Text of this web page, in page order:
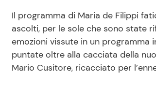
Il programma di Maria de Filippi
ascolti, per le sole che sono state
emozioni vissute in un programma
puntate oltre alla cacciata della
Mario Cusitore, ricacciato per